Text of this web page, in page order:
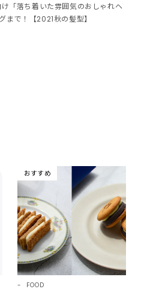
「落ち着いた雰囲気のおしゃれヘ
まで！【2021秋の髪型】
おすすめ
FOOD